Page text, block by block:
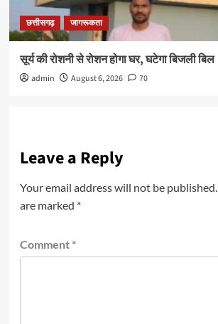
छत्तीसगढ़ जागरूकता
सूर्य की रोशनी से रोशन होगा घर, घटेगा बिजली बिल
admin August 6, 2026 70
Leave a Reply
Your email address will not be published.
are marked *
Comment *